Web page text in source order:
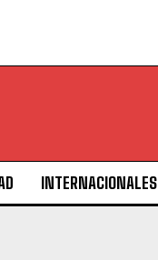
INTERNACIONALES